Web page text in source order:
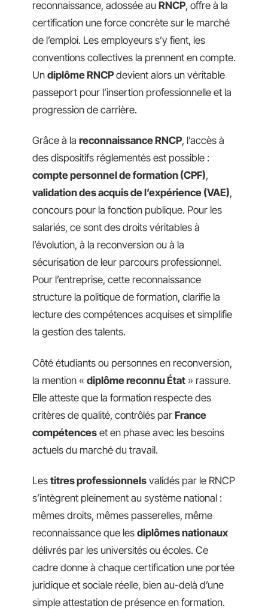
reconnaissance, adossée au RNCP, offre à la
certification une force concrète sur le marché
de l’emploi. Les employeurs s’y fient, les
conventions collectives la prennent en compte.
Un diplôme RNCP devient alors un véritable
passeport pour l’insertion professionnelle et la
progression de carrière.
Grâce à la reconnaissance RNCP, l’accès à
des dispositifs réglementés est possible :
compte personnel de formation (CPF),
validation des acquis de l’expérience (VAE),
concours pour la fonction publique. Pour les
salariés, ce sont des droits véritables à
l’évolution, à la reconversion ou à la
sécurisation de leur parcours professionnel.
Pour l’entreprise, cette reconnaissance
structure la politique de formation, clarifie la
lecture des compétences acquises et simplifie
la gestion des talents.
Côté étudiants ou personnes en reconversion,
la mention « diplôme reconnu État » rassure.
Elle atteste que la formation respecte des
critères de qualité, contrôlés par France
compétences et en phase avec les besoins
actuels du marché du travail.
Les titres professionnels validés par le RNCP
s’intègrent pleinement au système national :
mêmes droits, mêmes passerelles, même
reconnaissance que les diplômes nationaux
délivrés par les universités ou écoles. Ce
cadre donne à chaque certification une portée
juridique et sociale réelle, bien au-delà d’une
simple attestation de présence en formation.